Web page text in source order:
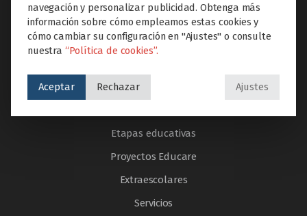
Etapas educativas
Proyectos Educare
Extraescolares
Servicios
navegación y personalizar publicidad. Obtenga más
información sobre cómo empleamos estas cookies y
cómo cambiar su configuración en "Ajustes" o consulte
nuestra “Política de cookies”.
Aceptar Rechazar Ajustes